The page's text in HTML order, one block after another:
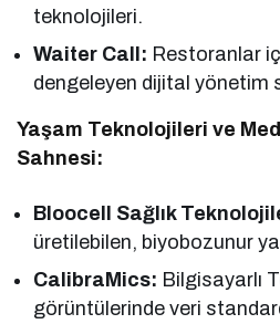
teknolojileri.
Waiter Call: Restoranlar
dengeleyen dijital yönetim
Yaşam Teknolojileri ve
Sahnesi:
Bloocell Sağlık
üretilebilen, biyobozunur
CalibraMics: Bilgisayarlı
görüntülerinde veri